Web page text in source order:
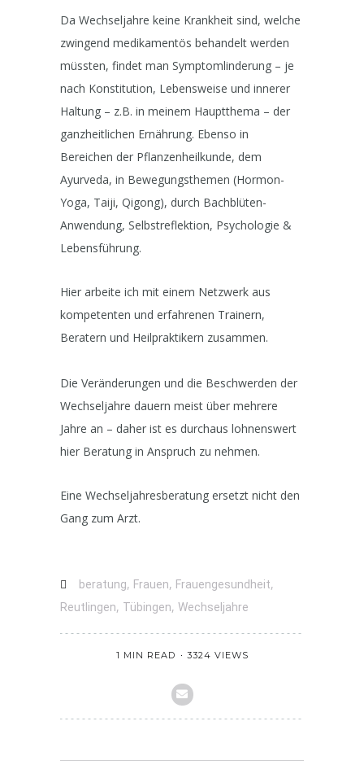
Da Wechseljahre keine Krankheit sind, welche
zwingend medikamentös behandelt werden
müssten, findet man Symptomlinderung – je
nach Konstitution, Lebensweise und innerer
Haltung – z.B. in meinem Hauptthema – der
ganzheitlichen Ernährung. Ebenso in
Bereichen der Pflanzenheilkunde, dem
Ayurveda, in Bewegungsthemen (Hormon-
Yoga, Taiji, Qigong), durch Bachblüten-
Anwendung, Selbstreflektion, Psychologie &
Lebensführung.
Hier arbeite ich mit einem Netzwerk aus
kompetenten und erfahrenen Trainern,
Beratern und Heilpraktikern zusammen.
Die Veränderungen und die Beschwerden der
Wechseljahre dauern meist über mehrere
Jahre an – daher ist es durchaus lohnenswert
hier Beratung in Anspruch zu nehmen.
Eine Wechseljahresberatung ersetzt nicht den
Gang zum Arzt.
beratung, Frauen, Frauengesundheit,
Reutlingen, Tübingen, Wechseljahre
1 MIN READ 3324 VIEWS